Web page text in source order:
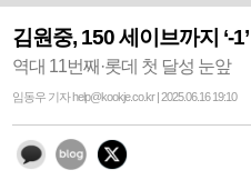
김원중, 150 세이브까지 ‘-1’
역대 11번째·롯데 첫 달성 눈앞
임동우 기자 help@kookje.co.kr | 2025.06.16 19:10